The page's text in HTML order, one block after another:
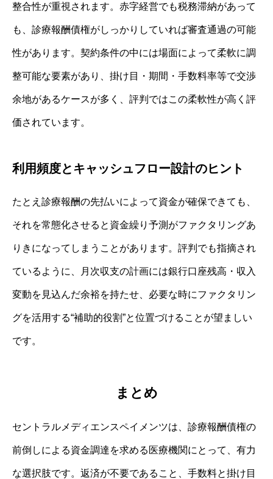
整合性が重視されます。赤字経営でも税務滞納があって
も、診療報酬債権がしっかりしていれば審査通過の可能
性があります。契約条件の中には場面によって柔軟に調
整可能な要素があり、掛け目・期間・手数料率等で交渉
余地があるケースが多く、評判ではこの柔軟性が高く評
価されています。
利用頻度とキャッシュフロー設計のヒント
たとえ診療報酬の先払いによって資金が確保できても、
それを常態化させると資金繰り予測がファクタリングあ
りきになってしまうことがあります。評判でも指摘され
ているように、月次収支の計画には銀行口座残高・収入
変動を見込んだ余裕を持たせ、必要な時にファクタリン
グを活用する“補助的役割”と位置づけることが望ましい
です。
まとめ
セントラルメディエンスペイメンツは、診療報酬債権の
前倒しによる資金調達を求める医療機関にとって、有力
な選択肢です。返済が不要であること、手数料と掛け目